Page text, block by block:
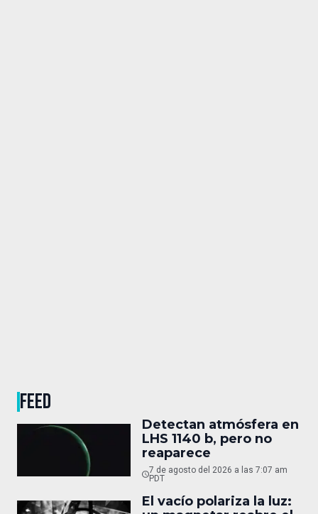
FEED
Detectan atmósfera en
LHS 1140 b, pero no
reaparece
7 de agosto del 2026 a las 7:07 am
PDT
El vacío polariza la luz: